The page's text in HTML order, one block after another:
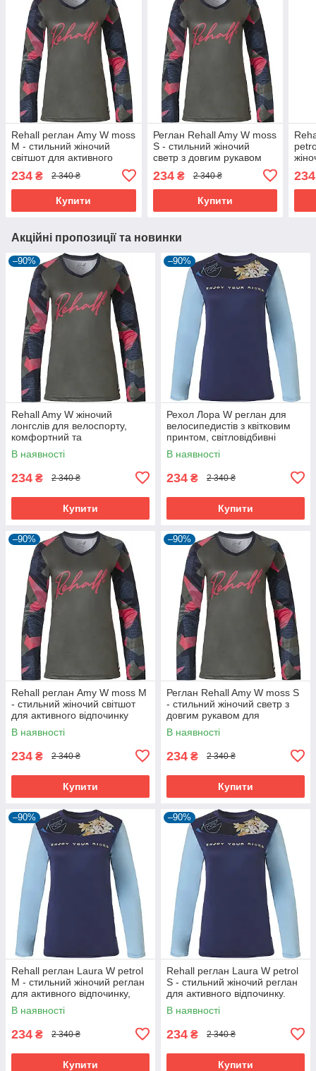
Rehall реглан Amy W moss
M - стильний жіночий
світшот для активного
234 ₴ 2 340 ₴
Купити
Реглан Rehall Amy W moss
S - стильний жіночий
светр з довгим рукавом
для активного відпочинку.
234₴ 2 340 ₴
Купити
234
Акційні пропозиції та новинки
–90%
Rehall Amy W жіночий
лонгслів для велоспорту,
комфортний та
вологовідвідний, з
подовженою спинкою.
В наявності
234 ₴ 2 340 ₴
Купити
–90%
Рехол Лора W реглан для
велосипедистів з квітковим
принтом, світловідбивні
елементи, комфортний
В наявності
234 ₴ 2 340 ₴
Купити
–90%
Rehall реглан Amy W moss M
- стильний жіночий світшот
для активного відпочинку
В наявності
234 ₴ 2 340 ₴
Купити
–90%
Реглан Rehall Amy W moss S
- стильний жіночий светр з
довгим рукавом для
активного відпочинку.
В наявності
234 ₴ 2 340 ₴
Купити
–90%
Rehall реглан Laura W petrol
M - стильний жіночий реглан
для активного відпочинку,
комфортний та зручний.
В наявності
234 ₴ 2 340 ₴
Купити
–90%
Rehall реглан Laura W petrol
S - стильний жіночий реглан
для активного відпочинку.
В наявності
234 ₴ 2 340 ₴
Купити